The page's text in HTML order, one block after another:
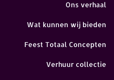
Ons verhaal
Wat kunnen wij bieden
Feest Totaal Concepten
Verhuur collectie